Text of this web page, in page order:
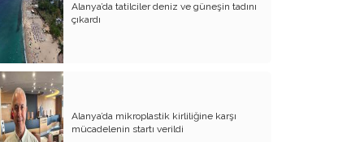
Cumhuriyetimiz ve Lâiklik İlkesi
Hindistan’da İslami Devir Türk İdaresi
Hindistan’da Türk Ruhu: İslam Öncesi
Kökler
Türk Mitolojisinden Semavi Dinlere
Alanya’da tatilciler deniz ve güneşin tadını
çıkardı
Alanya’da mikroplastik kirliliğine karşı
mücadelenin startı verildi